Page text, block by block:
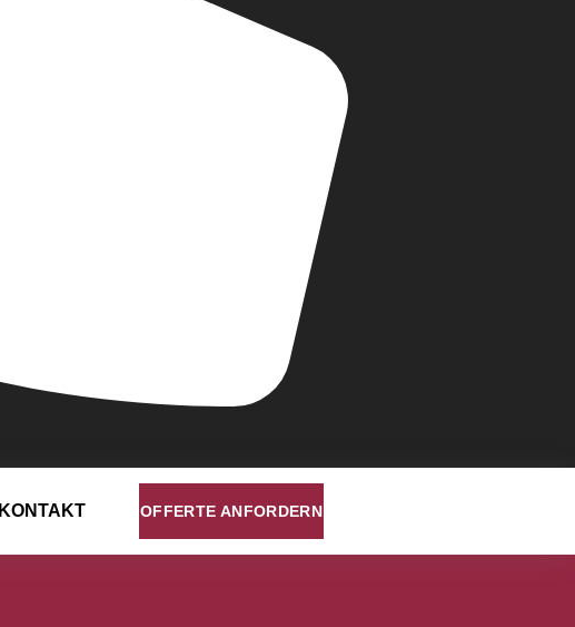
KONTAKT OFFERTE ANFORDERN